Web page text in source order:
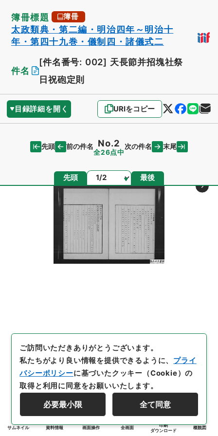
簿冊標題 簿冊
太政類典・第二編・明治四年～明治十
年・第四十九巻・儀制四・諸儀式二
件名
[件名番号: 002] 天長節并招塊社祭
日祝砲定則
目録詳細を開く URIをコピー
先頭 前の件名 No.2
全26点中
次の件名 末尾
先頭 ページ 最後
サムネイル 資料情報 画面操作 全画面
印刷
ダウンロード
概観図
ご訪問いただきありがとうございます。
私たちがより良い情報を提供できるように、 プライ
バシーポリシーに基づいたクッキー（Cookie）の
取得と利用に同意をお願いいたします。
必要最小限 全て同意